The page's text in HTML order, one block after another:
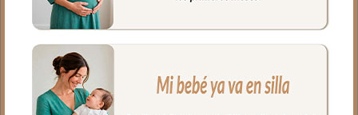
abajo.
mediante cremalleras laterales, siempre a
tono y de doble carro, de forma que
puedes abrir la tapa desde arriba, desde